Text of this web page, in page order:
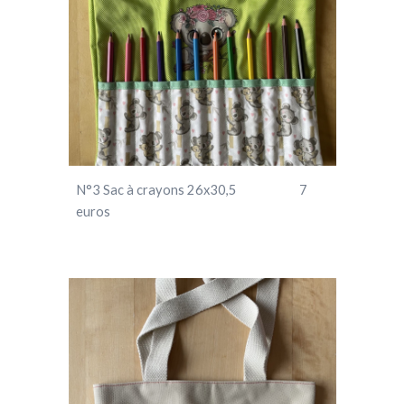
N°3 Sac à crayons 26x30,5 7
euros